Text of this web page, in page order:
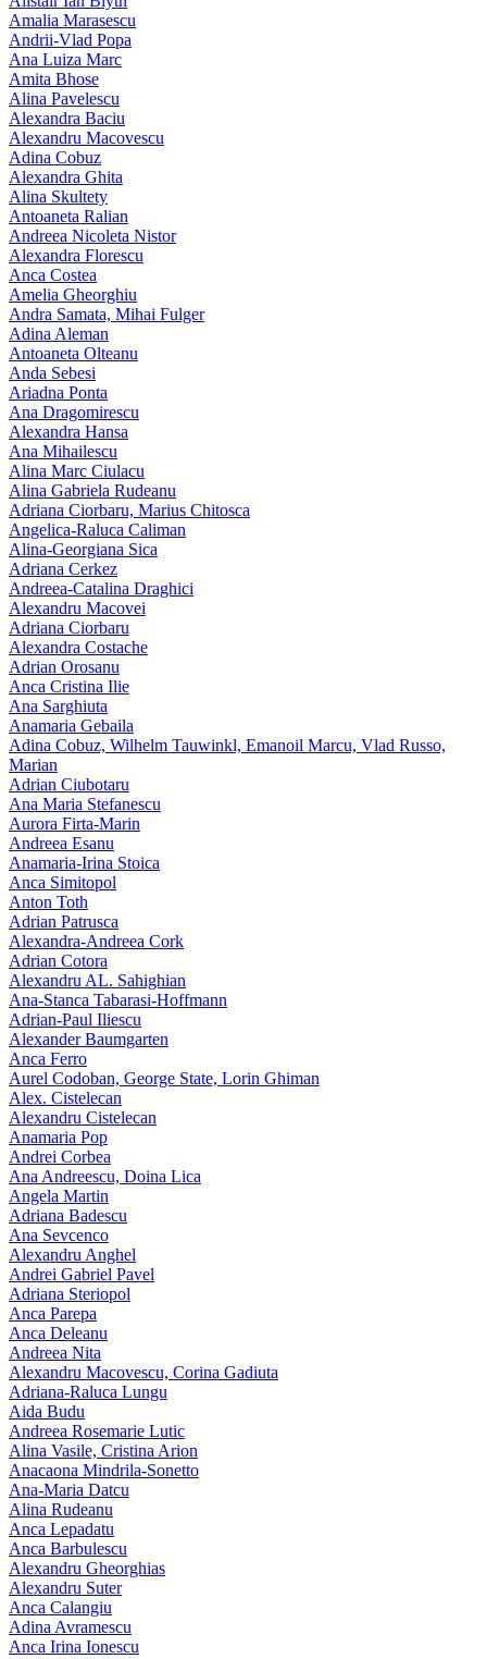
Amalia Marasescu
Andrii-Vlad Popa
Ana Luiza Marc
Amita Bhose
Alina Pavelescu
Alexandra Baciu
Alexandru Macovescu
Adina Cobuz
Alexandra Ghita
Alina Skultety
Antoaneta Ralian
Andreea Nicoleta Nistor
Alexandra Florescu
Anca Costea
Amelia Gheorghiu
Andra Samata, Mihai Fulger
Adina Aleman
Antoaneta Olteanu
Anda Sebesi
Ariadna Ponta
Ana Dragomirescu
Alexandra Hansa
Ana Mihailescu
Alina Marc Ciulacu
Alina Gabriela Rudeanu
Adriana Ciorbaru, Marius Chitosca
Angelica-Raluca Caliman
Alina-Georgiana Sica
Adriana Cerkez
Andreea-Catalina Draghici
Alexandru Macovei
Adriana Ciorbaru
Alexandra Costache
Adrian Orosanu
Anca Cristina Ilie
Ana Sarghiuta
Anamaria Gebaila
Adina Cobuz, Wilhelm Tauwinkl, Emanoil Marcu, Vlad Russo,
Marian
Adrian Ciubotaru
Ana Maria Stefanescu
Aurora Firta-Marin
Andreea Esanu
Anamaria-Irina Stoica
Anca Simitopol
Anton Toth
Adrian Patrusca
Alexandra-Andreea Cork
Adrian Cotora
Alexandru AL. Sahighian
Ana-Stanca Tabarasi-Hoffmann
Adrian-Paul Iliescu
Alexander Baumgarten
Anca Ferro
Aurel Codoban, George State, Lorin Ghiman
Alex. Cistelecan
Alexandru Cistelecan
Anamaria Pop
Andrei Corbea
Ana Andreescu, Doina Lica
Angela Martin
Adriana Badescu
Ana Sevcenco
Alexandru Anghel
Andrei Gabriel Pavel
Adriana Steriopol
Anca Parepa
Anca Deleanu
Andreea Nita
Alexandru Macovescu, Corina Gadiuta
Adriana-Raluca Lungu
Aida Budu
Andreea Rosemarie Lutic
Alina Vasile, Cristina Arion
Anacaona Mindrila-Sonetto
Ana-Maria Datcu
Alina Rudeanu
Anca Lepadatu
Anca Barbulescu
Alexandru Gheorghias
Alexandru Suter
Anca Calangiu
Adina Avramescu
Anca Irina Ionescu